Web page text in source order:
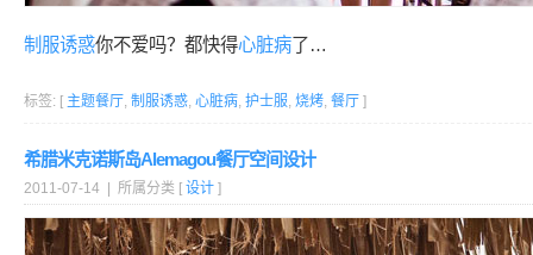
制服诱惑你不爱吗？都快得心脏病了…
标签: [ 主题餐厅, 制服诱惑, 心脏病, 护士服, 烧烤, 餐厅 ]
希腊米克诺斯岛Alemagou餐厅空间设计
2011-07-14 | 所属分类 [ 设计 ]